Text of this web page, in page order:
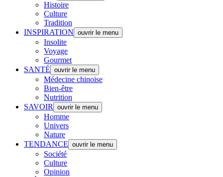
Histoire
Culture
Tradition
INSPIRATION ouvrir le menu
Insolite
Voyage
Gourmet
SANTÉ ouvrir le menu
Médecine chinoise
Bien-être
Nutrition
SAVOIR
ouvrir le menu
Homme
Univers
Nature
TENDANCE ouvrir le menu
Société
Culture
Opinion